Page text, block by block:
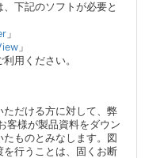
下記のソフトが必要と
」
」
用ください。
だける方に対して、弊
客様が製品資料をダウン
ものとみなします。図
行うことは、固くお断